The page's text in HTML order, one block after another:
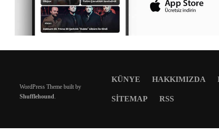
WordPress Theme built by
Shufflehound.
KÜNYE HAKKIMIZDA
SITEMAP RSS